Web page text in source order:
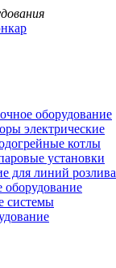
оборудование
электрические
котлы
установки
для линий розлива
оборудование
системы